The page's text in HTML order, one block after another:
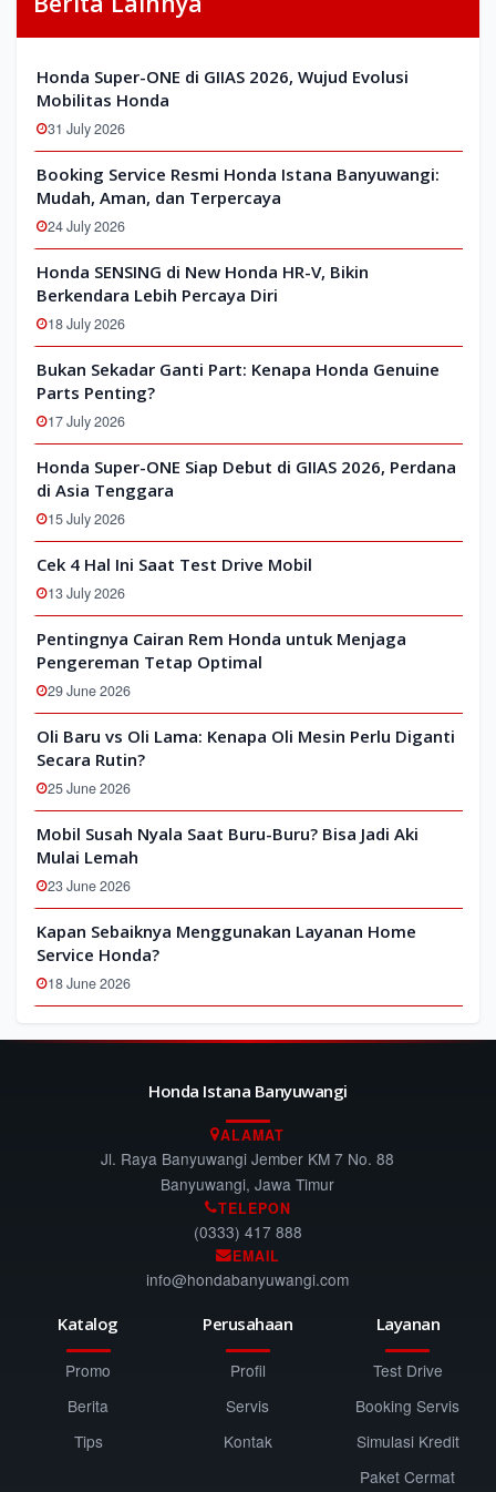
Honda Super-ONE di GIIAS 2026, Wujud Evolusi
Mobilitas Honda
31 July 2026
Booking Service Resmi Honda Istana Banyuwangi:
Mudah, Aman, dan Terpercaya
24 July 2026
Honda SENSING di New Honda HR-V, Bikin
Berkendara Lebih Percaya Diri
18 July 2026
Bukan Sekadar Ganti Part: Kenapa Honda Genuine
Parts Penting?
17 July 2026
Honda Super-ONE Siap Debut di GIIAS 2026, Perdana
di Asia Tenggara
15 July 2026
Cek 4 Hal Ini Saat Test Drive Mobil
13 July 2026
Pentingnya Cairan Rem Honda untuk Menjaga
Pengereman Tetap Optimal
29 June 2026
Oli Baru vs Oli Lama: Kenapa Oli Mesin Perlu Diganti
Secara Rutin?
25 June 2026
Mobil Susah Nyala Saat Buru-Buru? Bisa Jadi Aki
Mulai Lemah
23 June 2026
Kapan Sebaiknya Menggunakan Layanan Home
Service Honda?
18 June 2026
Honda Istana Banyuwangi
ALAMAT
Jl. Raya Banyuwangi Jember KM 7 No. 88
Banyuwangi, Jawa Timur
TELEPON
(0333) 417 888
EMAIL
info@hondabanyuwangi.com
Katalog
Promo
Berita
Tips
Perusahaan
Profil
Servis
Kontak
Layanan
Test Drive
Booking Servis
Simulasi Kredit
Paket Cermat